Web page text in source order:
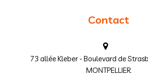
Contact
73 allée Kleber - Boulevard de
MONTPELLIER